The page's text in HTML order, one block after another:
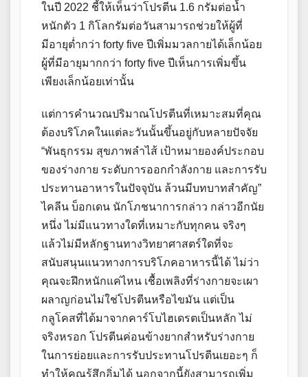
ในปี 2022 ชี้ให้เห็นว่าโปรตีน 1.6 กรัมต่อน้ำ
หนักตัว 1 กิโลกรัมต่อวันสามารถช่วยให้ผู้ที่
มีอายุต่ำกว่า forty five ปีเพิ่มมวลกายได้เล็กน้อย
ผู้ที่มีอายุมากกว่า forty five ปีเห็นการเพิ่มขึ้น
เพียงเล็กน้อยเท่านั้น
แต่การคำนวณปริมาณโปรตีนที่เหมาะสมที่คุณ
ต้องบริโภคในแต่ละวันนั้นขึ้นอยู่กับหลายปัจจัย
“พันธุกรรม สุขภาพลำไส้ เป้าหมายองค์ประกอบ
ของร่างกาย ระดับการออกกำลังกาย และการรับ
ประทานอาหารในปัจจุบัน ล้วนมีบทบาทสำคัญ”
ไคลีน บ็อกเดน นักโภชนาการกล่าว กล่าวอีกนัย
หนึ่ง ไม่มีแนวทางใดที่เหมาะกับทุกคน จริงๆ
แล้วไม่มีหลักฐานทางวิทยาศาสตร์ใดที่จะ
สนับสนุนแนวทางการบริโภคอาหารนี้ได้ ไม่ว่า
คุณจะฝึกหนักแค่ไหน เชื้อเพลิงที่ร่างกายจะเผา
ผลาญก่อนไม่ใช่โปรตีนหรือไขมัน แต่เป็น
กลูโคสที่ได้มาจากคาร์โบไฮเดรตเป็นหลัก ไม่
จริงหรอก โปรตีนค่อนข้างยากสำหรับร่างกาย
ในการย่อยและการรับประทานโปรตีนเยอะๆ ก็
ทำให้คุณรู้สึกอิ่มได้ นอกจากนี้ยังสามารถเพิ่ม